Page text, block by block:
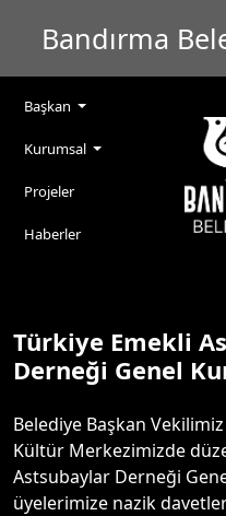
Bandırma
Başkan
Kurumsal
Projeler
Haberler
Türkiye Emekli
Derneği Genel
Belediye Başkan
Kültür Merkezimizde
Astsubaylar Derneği
üyelerimize nazik